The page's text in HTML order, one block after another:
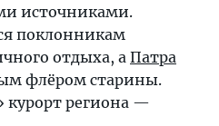
источниками.
поклонникам
отдыха, а Патра
флёром старины.
региона —